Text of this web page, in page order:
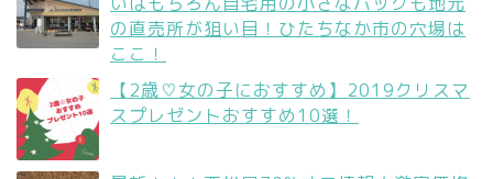
の直売所が狙い目！ひたちなか市の穴場は
ここ！
【2歳♡女の子におすすめ】2019クリスマ
スプレゼントおすすめ10選！